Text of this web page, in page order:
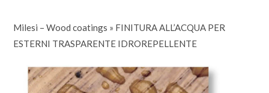
Milesi – Wood coatings » FINITURA ALL’ACQUA PER
ESTERNI TRASPARENTE IDROREPELLENTE